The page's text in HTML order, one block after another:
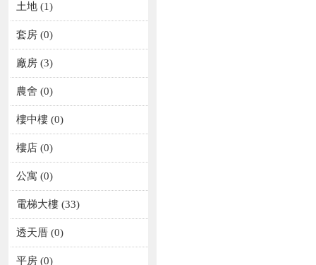
土地 (1)
套房 (0)
廠房 (3)
農舍 (0)
樓中樓 (0)
樓店 (0)
公寓 (0)
電梯大樓 (33)
透天厝 (0)
平房 (0)